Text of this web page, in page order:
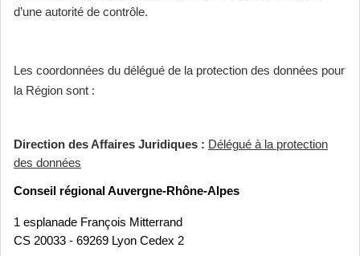
d’une autorité de contrôle.
Les coordonnées du délégué de la protection des données pour
la Région sont :
Direction des Affaires Juridiques : Délégué à la protection
des données
Conseil régional Auvergne-Rhône-Alpes
1 esplanade François Mitterrand
CS 20033 - 69269 Lyon Cedex 2